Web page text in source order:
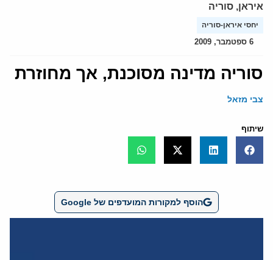
איראן, סוריה
יחסי איראן-סוריה
6 ספטמבר, 2009
סוריה מדינה מסוכנת, אך מחוזרת
צבי מזאל
שיתוף
הוסף למקורות המועדפים של Google